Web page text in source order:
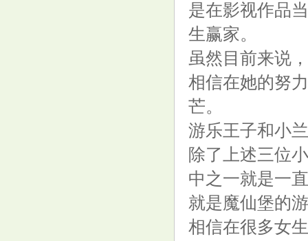
是在影视作品
生赢家。
虽然目前来说
相信在她的努
芒。
游乐王子和小兰
除了上述三位
中之一就是一
就是魔仙堡的
相信在很多女